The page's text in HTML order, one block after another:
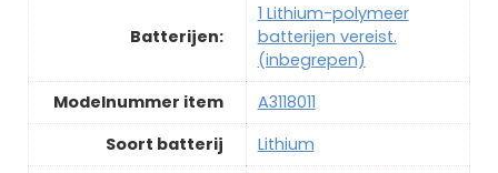
Batterijen:
‎1 Lithium-polymeer
batterijen vereist.
(inbegrepen)
Modelnummer item
‎A3118011
Soort batterij
‎Lithium